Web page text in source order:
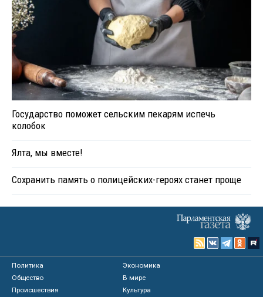
Государство поможет сельским пекарям испечь
колобок
Ялта, мы вместе!
Сохранить память о полицейских-героях станет проще
Политика
Экономика
Общество
В мире
Происшествия
Культура